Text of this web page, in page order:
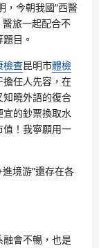
，今朝我國“西醫
旅一起配合不
目。
檢查昆明市體檢
擔任人先容，在
知曉外語的復合
宜的鈔票換取水
！我寧願用一
境游”還存在各
會不暢，也是